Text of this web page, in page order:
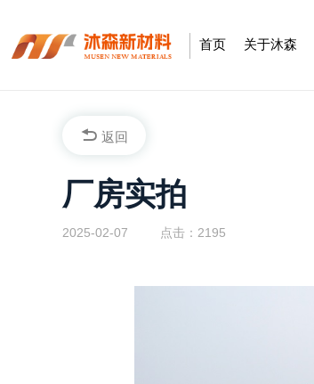
首页 关于沐森
返回
厂房实拍
2025-02-07 点击：2195